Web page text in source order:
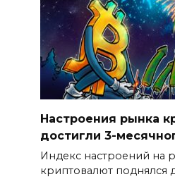
Настроения рынка
достигли 3-
Индекс настроений на
криптовалют поднялся